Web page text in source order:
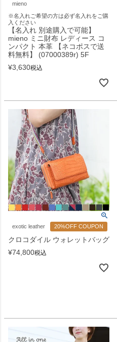
mieno
※名入れご希望の方は必ず名入れをご購
入ください
【名入れ 別途購入で可能】
mieno ミニ財布 レディース コ
ンパクト 本革 【ネコポスで送
料無料】 (07000389r) 5F
¥3,630税込
exotic leather 20%OFF COUPON
クロコダイル ウォレットバッグ
¥74,800税込